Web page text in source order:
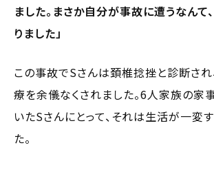
ました。まさか自分が事故に遭うなんて
りました」
この事故でSさんは頚椎捻挫と診断さ
療を余儀なくされました。6人家族の家
いたSさんにとって、それは生活が一変
た。